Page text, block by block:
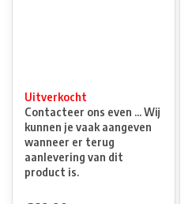
Uitverkocht
Contacteer ons even ... Wij
kunnen je vaak aangeven
wanneer er terug
aanlevering van dit
product is.